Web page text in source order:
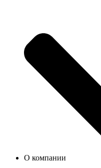
О компании